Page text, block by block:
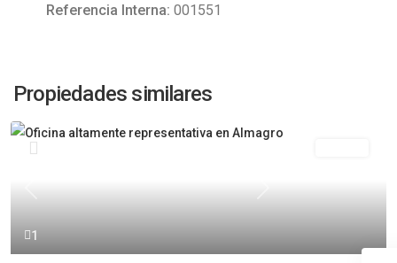
Referencia Interna: 001551
Propiedades similares
1
Previous Next